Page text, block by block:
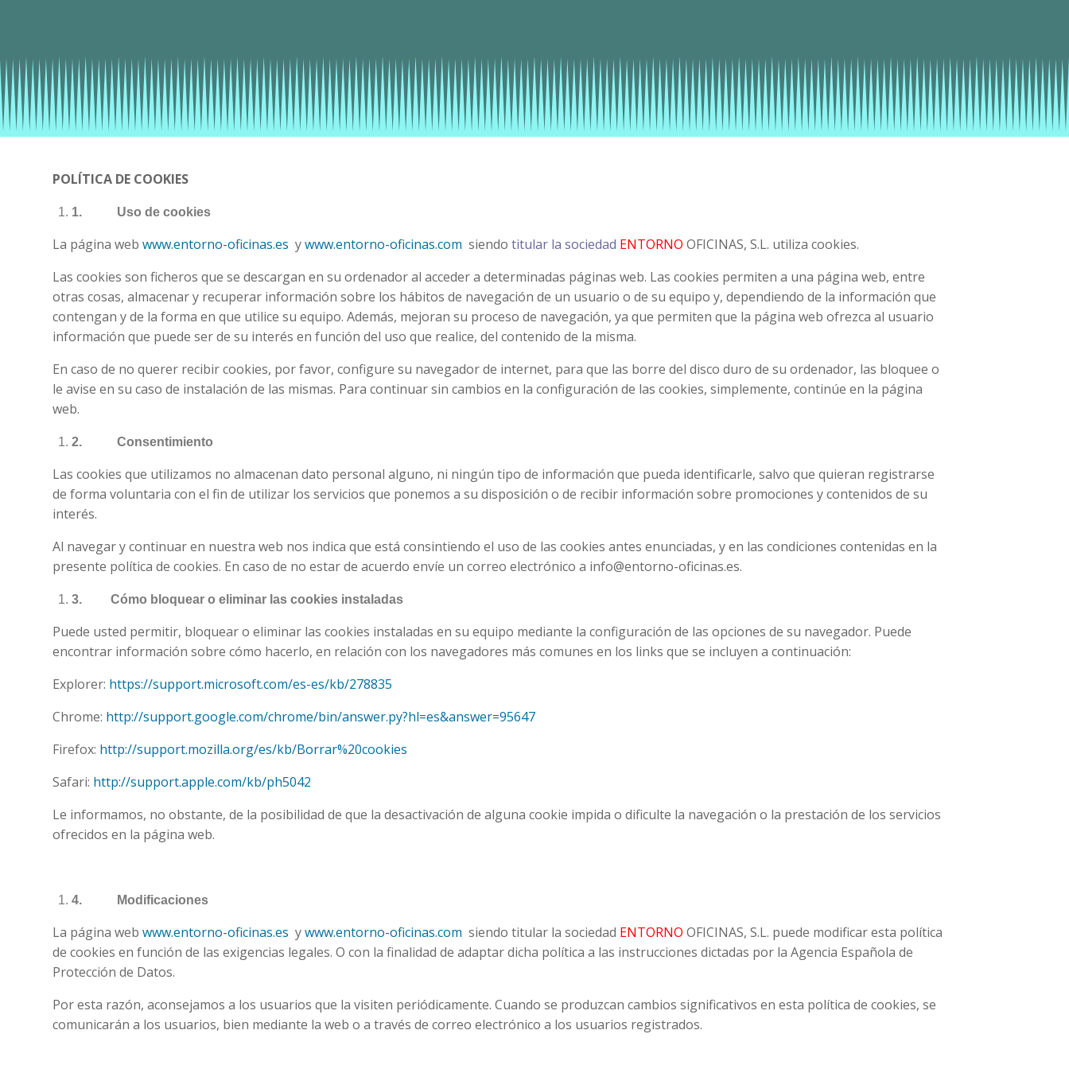
POLÍTICA DE COOKIES
1. Uso de cookies
La página web www.entorno-oficinas.es ywww.entorno-oficinas.com siendo titular la sociedad ENTORNO OFICINAS, S.L. utiliza cookies.
Las cookies son ficheros que se descargan en su ordenador al acceder a determinadas páginas web. Las cookies permiten a una página web, entre
otras cosas, almacenar y recuperar información sobre los hábitos de navegación de un usuario o de su equipo y, dependiendo de la información que
contengan y de la forma en que utilice su equipo. Además, mejoran su proceso de navegación, ya que permiten que la página web ofrezca al usuario
información que puede ser de su interés en función del uso que realice, del contenido de la misma.
En caso de no querer recibir cookies, por favor, configure su navegador de internet, para que las borre del disco duro de su ordenador, las bloquee o
le avise en su caso de instalación de las mismas. Para continuar sin cambios en la configuración de las cookies, simplemente, continúe en la página
web.
2. Consentimiento
Las cookies que utilizamos no almacenan dato personal alguno, ni ningún tipo de información que pueda identificarle, salvo que quieran registrarse
de forma voluntaria con el fin de utilizar los servicios que ponemos a su disposición o de recibir información sobre promociones y contenidos de su
interés.
Al navegar y continuar en nuestra web nos indica que está consintiendo el uso de las cookies antes enunciadas, y en las condiciones contenidas en la
presente política de cookies. En caso de no estar de acuerdo envíe un correo electrónico a info@entorno-oficinas.es.
3. Cómo bloquear o eliminar las cookies instaladas
Puede usted permitir, bloquear o eliminar las cookies instaladas en su equipo mediante la configuración de las opciones de su navegador. Puede
encontrar información sobre cómo hacerlo, en relación con los navegadores más comunes en los links que se incluyen a continuación:
Explorer: https://support.microsoft.com/es-es/kb/278835
Chrome: http://support.google.com/chrome/bin/answer.py?hl=es&answer=95647
Firefox: http://support.mozilla.org/es/kb/Borrar%20cookies
Safari: http://support.apple.com/kb/ph5042
Le informamos, no obstante, de la posibilidad de que la desactivación de alguna cookie impida o dificulte la navegación o la prestación de los servicios
ofrecidos en la página web.
4. Modificaciones
La página web www.entorno-oficinas.es ywww.entorno-oficinas.com siendo titular la sociedad ENTORNO OFICINAS, S.L. puede modificar esta política
de cookies en función de las exigencias legales. O con la finalidad de adaptar dicha política a las instrucciones dictadas por la Agencia Española de
Protección de Datos.
Por esta razón, aconsejamos a los usuarios que la visiten periódicamente. Cuando se produzcan cambios significativos en esta política de cookies, se
comunicarán a los usuarios, bien mediante la web o a través de correo electrónico a los usuarios registrados.